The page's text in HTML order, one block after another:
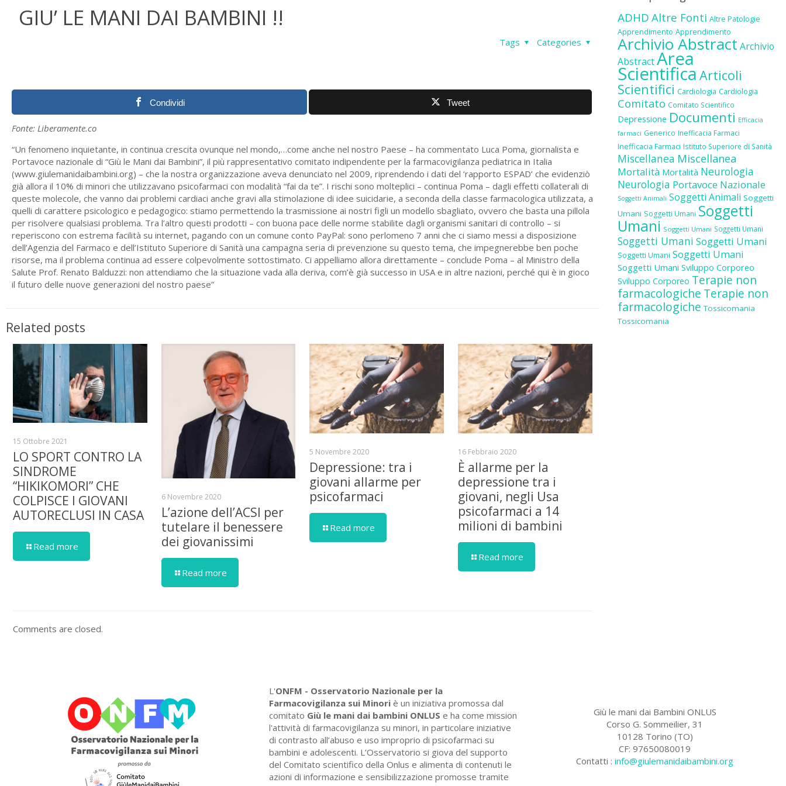
GIU’ LE MANI DAI BAMBINI !!
Categories
Tags
Condividi Tweet
Fonte: Liberamente.co
“Un fenomeno inquietante, in continua crescita ovunque nel mondo,…come anche nel nostro Paese – ha commentato Luca Poma, giornalista e
Portavoce nazionale di “Giù le Mani dai Bambini”, il più rappresentativo comitato indipendente per la farmacovigilanza pediatrica in Italia
(www.giulemanidaibambini.org) – che la nostra organizzazione aveva denunciato nel 2009, riprendendo i dati del ‘rapporto ESPAD’ che evidenziò
già allora il 10% di minori che utilizzavano psicofarmaci con modalità “fai da te”. I rischi sono molteplici – continua Poma – dagli effetti collaterali di
queste molecole, che vanno dai problemi cardiaci anche gravi alla stimolazione di idee suicidarie, a seconda della classe farmacologica utilizzata, a
quelli di carattere psicologico e pedagogico: stiamo permettendo la trasmissione ai nostri figli un modello sbagliato, ovvero che basta una pillola
per risolvere qualsiasi problema. Tra l’altro questi prodotti – con buona pace delle norme stabilite dagli organismi sanitari di controllo – si
reperiscono con estrema facilità su internet, pagando con un comune conto PayPal: sono perlomeno 7 anni che ci siamo messi a disposizione
dell’Agenzia del Farmaco e dell’Istituto Superiore di Sanità una campagna seria di prevenzione su questo tema, che impegnerebbe ben poche
risorse, ma il problema continua ad essere colpevolmente sottostimato. Ci appelliamo allora direttamente – conclude Poma – al Ministro della
Salute Prof. Renato Balduzzi: non attendiamo che la situazione vada alla deriva, com’è già successo in USA e in altre nazioni, perché qui è in gioco
il futuro delle nuove generazioni del nostro paese”
Related posts
15 Ottobre 2021
LO SPORT CONTRO LA
SINDROME
“HIKIKOMORI” CHE
COLPISCE I GIOVANI
AUTORECLUSI IN CASA
Read more
6 Novembre 2020
L’azione dell’ACSI per
tutelare il benessere
dei giovanissimi
Read more
5 Novembre 2020
Depressione: tra i
giovani allarme per
psicofarmaci
Read more
16 Febbraio 2020
È allarme per la
depressione tra i
giovani, negli Usa
psicofarmaci a 14
milioni di bambini
Read more
Comments are closed.
ADHD Altre Fonti Altre Patologie
Apprendimento Apprendimento
Archivio Abstract Archivio
AbstractArea
Scientifica Articoli
Scientifici Cardiologia Cardiologia
Comitato Comitato Scientifico
Depressione Documenti Efficacia
farmaci Generico Inefficacia Farmaci
Inefficacia Farmaci Istituto Superiore di Sanità
Miscellanea Miscellanea
Mortalità Mortalità Neurologia
Neurologia Portavoce Nazionale
Soggetti Animali Soggetti Animali Soggetti
Umani Soggetti Umani Soggetti
Umani Soggetti Umani Soggetti Umani
Soggetti Umani Soggetti Umani
Soggetti Umani Soggetti Umani
Soggetti Umani Sviluppo Corporeo
Sviluppo Corporeo Terapie non
farmacologiche Terapie non
farmacologiche Tossicomania
Tossicomania
L'ONFM - Osservatorio Nazionale per la
Farmacovigilanza sui Minori è un iniziativa promossa dal
comitato Giù le mani dai bambini ONLUS e ha come mission
l'attività di farmacovigilanza su minori, in particolare iniziative
di contrasto all’abuso e uso improprio di psicofarmaci su
bambini e adolescenti. L’Osservatorio si giova del supporto
del Comitato scientifico della Onlus e alimenta di contenuti le
azioni di informazione e sensibilizzazione promosse tramite
Giù le mani dai Bambini ONLUS
Corso G. Sommeilier, 31
10128 Torino (TO)
CF: 97650080019
Contatti :info@giulemanidaibambini.org